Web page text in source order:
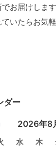
お届けします
いたらお気
ダー
2026年8
水 木